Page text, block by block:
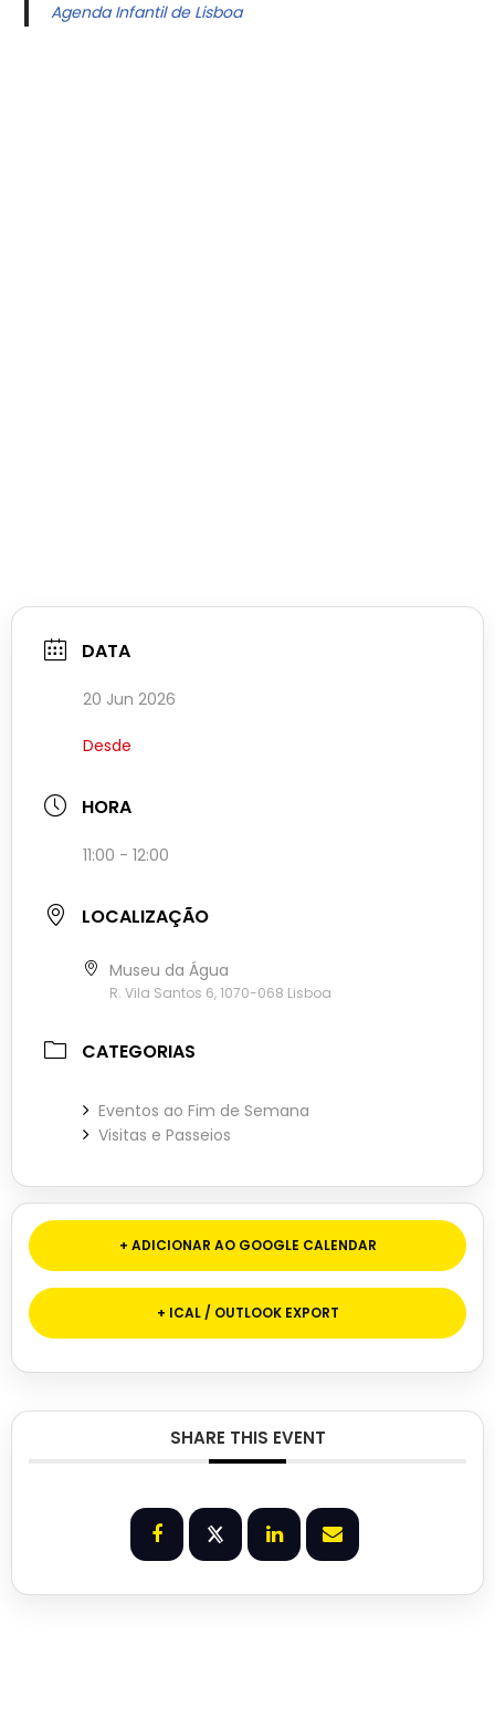
Agenda Infantil de Lisboa
DATA
20 Jun 2026
Desde
HORA
11:00 - 12:00
LOCALIZAÇÃO
Museu da Água
R. Vila Santos 6, 1070-068 Lisboa
CATEGORIAS
Eventos ao Fim de Semana
Visitas e Passeios
+ ADICIONAR AO GOOGLE CALENDAR
+ ICAL / OUTLOOK EXPORT
SHARE THIS EVENT